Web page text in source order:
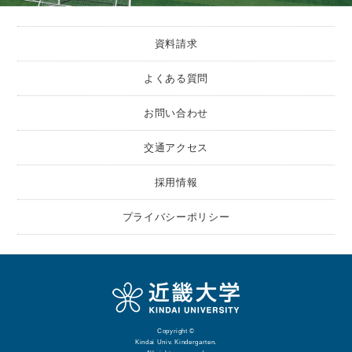
資料請求
よくある質問
お問い合わせ
交通アクセス
採用情報
プライバシーポリシー
Copyright ©
Kindai Univ. Kindergarten.